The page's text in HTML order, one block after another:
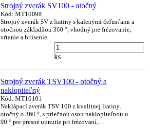
Strojný zverák SV100 - otočný
Kód: MT10098
Strojný zverák SV z liatiny s kalenými čeľusťami a
otočnou základňou 360 °, vhodný pre frézovanie,
vŕtanie a brúsenie.
ks
Strojný zverák TSV100 - otočný a
naklopiteľný
Kód: MT10101
Naklápací zverák TSV 100 z kvalitnej liatiny,
otočný o 360 °, s priečnou osou naklopiteľnou o
90 ° pre presné upnutie pri frézovaní,…